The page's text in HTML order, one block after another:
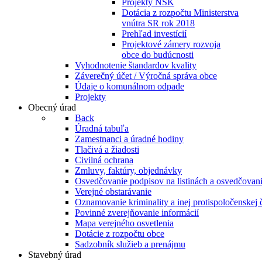
Projekty NSK
Dotácia z rozpočtu Ministerstva
vnútra SR rok 2018
Prehľad investícií
Projektové zámery rozvoja
obce do budúcnosti
Vyhodnotenie štandardov kvality
Záverečný účet / Výročná správa obce
Údaje o komunálnom odpade
Projekty
Obecný úrad
Back
Úradná tabuľa
Zamestnanci a úradné hodiny
Tlačivá a žiadosti
Civilná ochrana
Zmluvy, faktúry, objednávky
Osvedčovanie podpisov na listinách a
Verejné obstarávanie
Oznamovanie kriminality a inej protispoločenskej
Povinné zverejňovanie informácií
Mapa verejného osvetlenia
Dotácie z rozpočtu obce
Sadzobník služieb a prenájmu
Stavebný úrad